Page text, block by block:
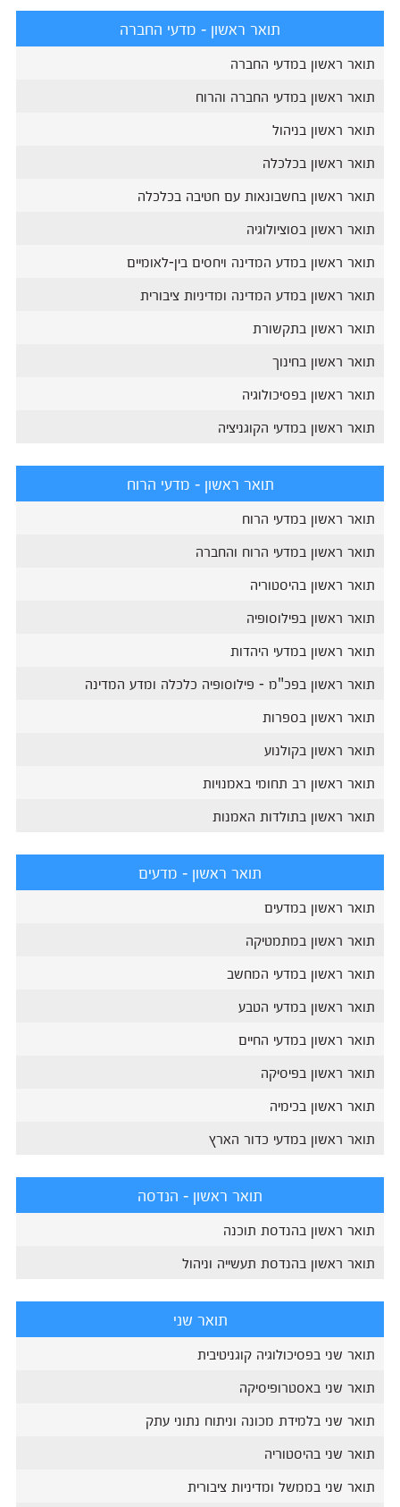
תואר ראשון - מדעי החברה
תואר ראשון במדעי החברה
תואר ראשון במדעי החברה והרוח
תואר ראשון בניהול
תואר ראשון בכלכלה
תואר ראשון בחשבונאות עם חטיבה בכלכלה
תואר ראשון בסוציולוגיה
תואר ראשון במדע המדינה ויחסים בין-לאומיים
תואר ראשון במדע המדינה ומדיניות ציבורית
תואר ראשון בתקשורת
תואר ראשון בחינוך
תואר ראשון בפסיכולוגיה
תואר ראשון במדעי הקוגניציה
תואר ראשון - מדעי הרוח
תואר ראשון במדעי הרוח
תואר ראשון במדעי הרוח והחברה
תואר ראשון בהיסטוריה
תואר ראשון בפילוסופיה
תואר ראשון במדעי היהדות
תואר ראשון בפכ"מ - פילוסופיה כלכלה ומדע המדינה
תואר ראשון בספרות
תואר ראשון בקולנוע
תואר ראשון רב תחומי באמנויות
תואר ראשון בתולדות האמנות
תואר ראשון - מדעים
תואר ראשון במדעים
תואר ראשון במתמטיקה
תואר ראשון במדעי המחשב
תואר ראשון במדעי הטבע
תואר ראשון במדעי החיים
תואר ראשון בפיסיקה
תואר ראשון בכימיה
תואר ראשון במדעי כדור הארץ
תואר ראשון - הנדסה
תואר ראשון בהנדסת תוכנה
תואר ראשון בהנדסת תעשייה וניהול
תואר שני
תואר שני בפסיכולוגיה קוגניטיבית
תואר שני באסטרופיסיקה
תואר שני בלמידת מכונה וניתוח נתוני עתק
תואר שני בהיסטוריה
תואר שני בממשל ומדיניות ציבורית